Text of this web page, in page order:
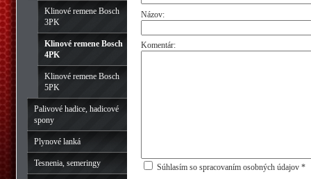
Klinové remene Bosch
3PK
Klinové remene Bosch
4PK
Klinové remene Bosch
5PK
Palivové hadice, hadicové
spony
Plynové lanká
Tesnenia, semeringy
Názov:
Komentár:
Súhlasím so spracovaním osobných údajov *